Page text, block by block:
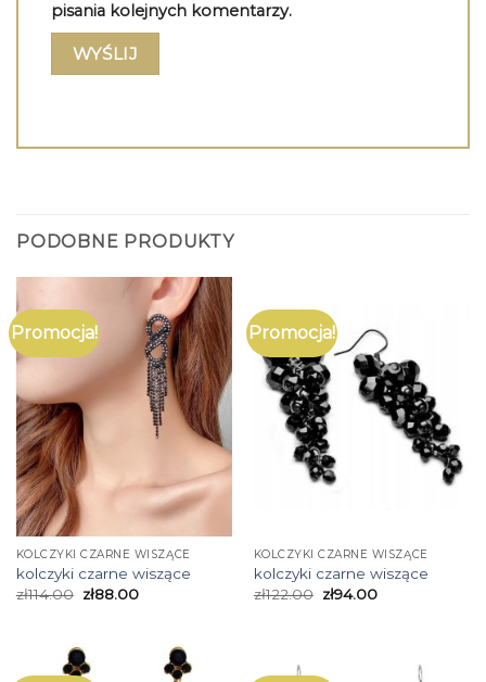
pisania kolejnych komentarzy.
PODOBNE PRODUKTY
Promocja!
KOLCZYKI CZARNE WISZĄCE
kolczyki czarne wiszące
zł114.00 zł88.00
Promocja!
KOLCZYKI CZARNE WISZĄCE
kolczyki czarne wiszące
zł122.00 zł94.00